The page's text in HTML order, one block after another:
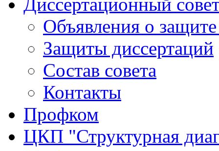
Объявления о
Защиты диссертаций
Состав совета
Контакты
Профком
ЦКП "Структурная